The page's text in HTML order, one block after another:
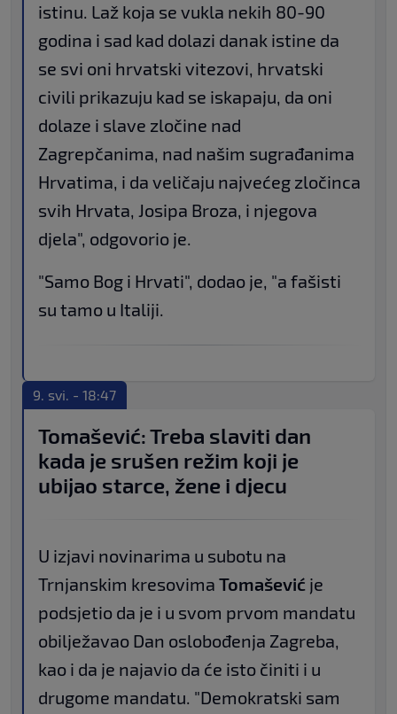
istinu. Laž koja se vukla nekih 80-90
godina i sad kad dolazi danak istine da
se svi oni hrvatski vitezovi, hrvatski
civili prikazuju kad se iskapaju, da oni
dolaze i slave zločine nad
Zagrepčanima, nad našim sugrađanima
Hrvatima, i da veličaju najvećeg zločinca
svih Hrvata, Josipa Broza, i njegova
djela", odgovorio je.
"Samo Bog i Hrvati", dodao je, "a fašisti
su tamo u Italiji.
9. svi. - 18:47
Tomašević: Treba slaviti dan
kada je srušen režim koji je
ubijao starce, žene i djecu
U izjavi novinarima u subotu na
Trnjanskim kresovima Tomašević je
podsjetio da je i u svom prvom mandatu
obilježavao Dan oslobođenja Zagreba,
kao i da je najavio da će isto činiti i u
drugome mandatu. "Demokratski sam